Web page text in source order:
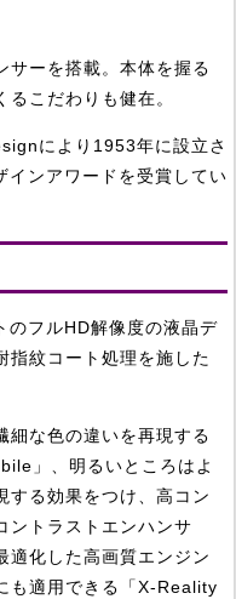
サーを搭載。本体を握る
こだわりも健在。
により1953年に設立さ
インアワードを受賞してい
フルHD解像度の液晶デ
指紋コート処理を施した
細な色の違いを再現する
」、明るいところはよ
する効果をつけ、高コン
ントラストエンハンサ
適化した高画質エンジン
も適用できる「X-Reality